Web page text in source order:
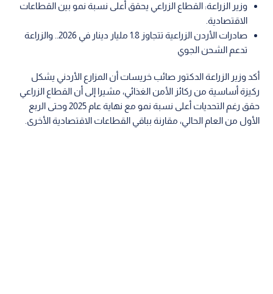
وزير الزراعة: القطاع الزراعي يحقق أعلى نسبة نمو بين القطاعات
الاقتصادية.
صادرات الأردن الزراعية تتجاوز 1.8 مليار دينار في 2026.. والزراعة
تدعم الشحن الجوي
أكد وزير الزراعة الدكتور صائب خريسات أن المزارع الأردني يشكل
ركيزة أساسية من ركائز الأمن الغذائي، مشيرا إلى أن القطاع الزراعي
حقق رغم التحديات أعلى نسبة نمو مع نهاية عام 2025 وحتى الربع
الأول من العام الحالي، مقارنة بباقي القطاعات الاقتصادية الأخرى.